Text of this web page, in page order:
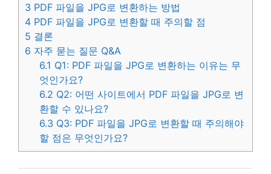
3 PDF 파일을 JPG로 변환하는 방법
4 PDF 파일을 JPG로 변환할 때 주의할 점
5 결론
6 자주 묻는 질문 Q&A
6.1 Q1: PDF 파일을 JPG로 변환하는 이유는 무
엇인가요?
6.2 Q2: 어떤 사이트에서 PDF 파일을 JPG로 변
환할 수 있나요?
6.3 Q3: PDF 파일을 JPG로 변환할 때 주의해야
할 점은 무엇인가요?